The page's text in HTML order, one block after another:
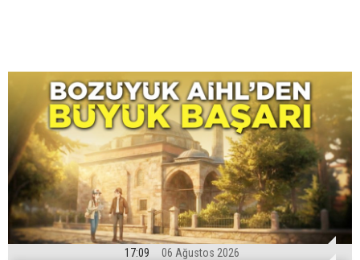
17:09 06 Ağustos 2026